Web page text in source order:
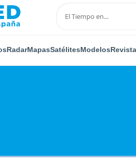
RadarMapasSatélitesModelosRevista